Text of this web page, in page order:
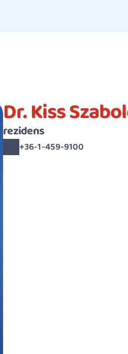
Dr. Kiss
rezidens
+36-1-459-9100